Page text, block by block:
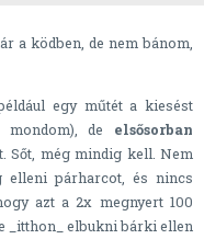
a ködben, de nem bánom,
egy műtét a kiesést
de elsősorban
Sőt, még mindig kell. Nem
elleni párharcot, és nincs
azt a 2x megnyert 100
_itthon_ elbukni bárki ellen